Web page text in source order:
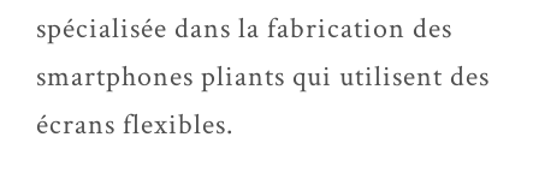
spécialisée dans la fabrication des
smartphones pliants qui utilisent des
écrans flexibles.